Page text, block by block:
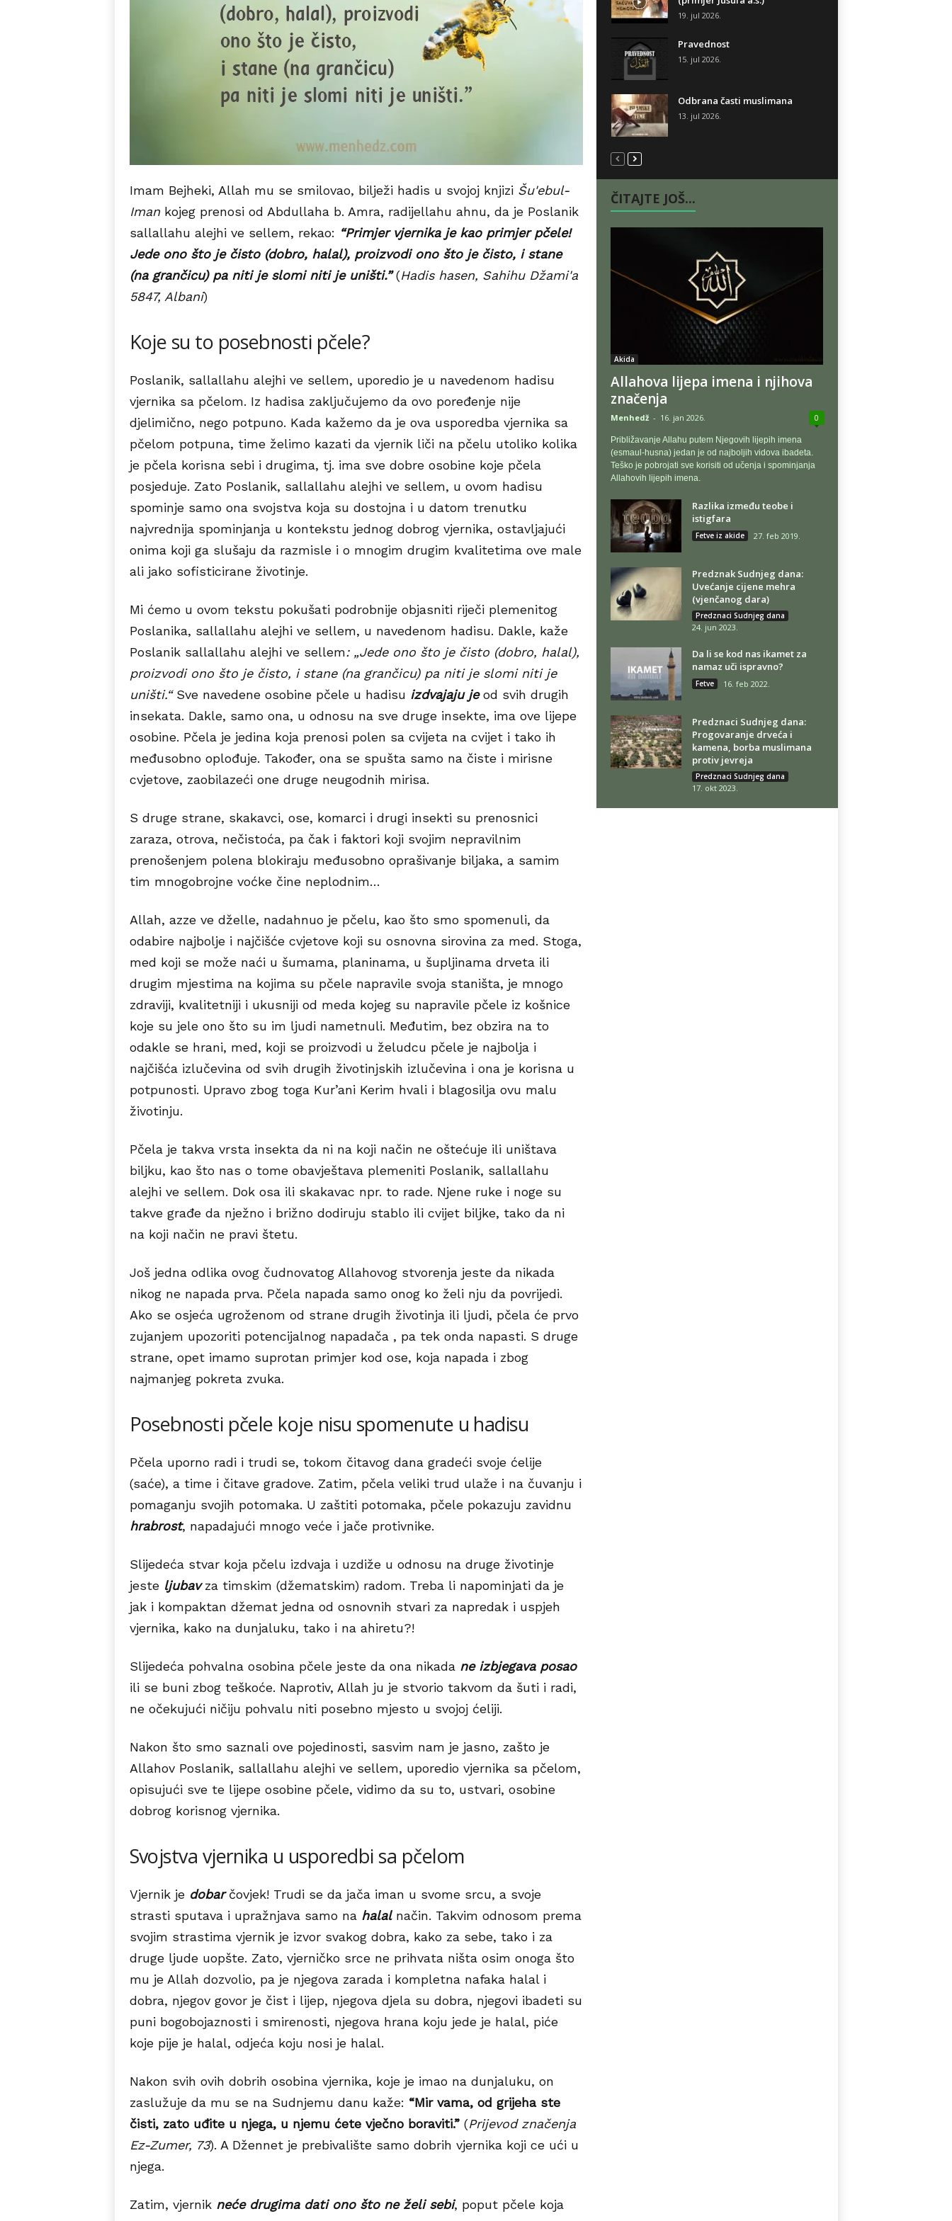
Imam Bejheki, Allah mu se smilovao, bilježi hadis u svojoj knjizi Šu'ebul-
Imankojeg prenosi od Abdullaha b. Amra, radijellahu ahnu, da je Poslanik
sallallahu alejhi ve sellem, rekao: “Primjer vjernika je kao primjer pčele!
Jede ono što je čisto (dobro, halal), proizvodi ono što je čisto, i stane
(na grančicu) pa niti je slomi niti je uništi.”(Hadis hasen, Sahihu Džami'a
5847, Albani)
Koje su to posebnosti pčele?
Poslanik, sallallahu alejhi ve sellem, uporedio je u navedenom hadisu
vjernika sa pčelom. Iz hadisa zaključujemo da ovo poređenje nije
djelimično, nego potpuno. Kada kažemo da je ova usporedba vjernika sa
pčelom potpuna, time želimo kazati da vjernik liči na pčelu utoliko kolika
je pčela korisna sebi i drugima, tj. ima sve dobre osobine koje pčela
posjeduje. Zato Poslanik, sallallahu alejhi ve sellem, u ovom hadisu
spominje samo ona svojstva koja su dostojna i u datom trenutku
najvrednija spominjanja u kontekstu jednog dobrog vjernika, ostavljajući
onima koji ga slušaju da razmisle i o mnogim drugim kvalitetima ove male
ali jako sofisticirane životinje.
Mi ćemo u ovom tekstu pokušati podrobnije objasniti riječi plemenitog
Poslanika, sallallahu alejhi ve sellem, u navedenom hadisu. Dakle, kaže
Poslanik sallallahu alejhi ve sellem: „Jede ono što je čisto (dobro, halal),
proizvodi ono što je čisto, i stane (na grančicu) pa niti je slomi niti je
uništi.“ Sve navedene osobine pčele u hadisu izdvajaju jeod svih drugih
insekata. Dakle, samo ona, u odnosu na sve druge insekte, ima ove lijepe
osobine. Pčela je jedina koja prenosi polen sa cvijeta na cvijet i tako ih
međusobno oplođuje. Također, ona se spušta samo na čiste i mirisne
cvjetove, zaobilazeći one druge neugodnih mirisa.
S druge strane, skakavci, ose, komarci i drugi insekti su prenosnici
zaraza, otrova, nečistoća, pa čak i faktori koji svojim nepravilnim
prenošenjem polena blokiraju međusobno oprašivanje biljaka, a samim
tim mnogobrojne voćke čine neplodnim…
Allah, azze ve dželle, nadahnuo je pčelu, kao što smo spomenuli, da
odabire najbolje i najčišće cvjetove koji su osnovna sirovina za med. Stoga,
med koji se može naći u šumama, planinama, u šupljinama drveta ili
drugim mjestima na kojima su pčele napravile svoja staništa, je mnogo
zdraviji, kvalitetniji i ukusniji od meda kojeg su napravile pčele iz košnice
koje su jele ono što su im ljudi nametnuli. Međutim, bez obzira na to
odakle se hrani, med, koji se proizvodi u želudcu pčele je najbolja i
najčišća izlučevina od svih drugih životinjskih izlučevina i ona je korisna u
potpunosti. Upravo zbog toga Kur’ani Kerim hvali i blagosilja ovu malu
životinju.
Pčela je takva vrsta insekta da ni na koji način ne oštećuje ili uništava
biljku, kao što nas o tome obavještava plemeniti Poslanik, sallallahu
alejhi ve sellem. Dok osa ili skakavac npr. to rade. Njene ruke i noge su
takve građe da nježno i brižno dodiruju stablo ili cvijet biljke, tako da ni
na koji način ne pravi štetu.
Još jedna odlika ovog čudnovatog Allahovog stvorenja jeste da nikada
nikog ne napada prva. Pčela napada samo onog ko želi nju da povrijedi.
Ako se osjeća ugroženom od strane drugih životinja ili ljudi, pčela će prvo
zujanjem upozoriti potencijalnog napadača , pa tek onda napasti. S druge
strane, opet imamo suprotan primjer kod ose, koja napada i zbog
najmanjeg pokreta zvuka.
Posebnosti pčele koje nisu spomenute u hadisu
Pčela uporno radi i trudi se, tokom čitavog dana gradeći svoje ćelije
(saće), a time i čitave gradove. Zatim, pčela veliki trud ulaže i na čuvanju i
pomaganju svojih potomaka. U zaštiti potomaka, pčele pokazuju zavidnu
hrabrost, napadajući mnogo veće i jače protivnike.
Slijedeća stvar koja pčelu izdvaja i uzdiže u odnosu na druge životinje
jeste ljubav za timskim (džematskim) radom. Treba li napominjati da je
jak i kompaktan džemat jedna od osnovnih stvari za napredak i uspjeh
vjernika, kako na dunjaluku, tako i na ahiretu?!
Slijedeća pohvalna osobina pčele jeste da ona nikada ne izbjegava posao
ili se buni zbog teškoće. Naprotiv, Allah ju je stvorio takvom da šuti i radi,
ne očekujući ničiju pohvalu niti posebno mjesto u svojoj ćeliji.
Nakon što smo saznali ove pojedinosti, sasvim nam je jasno, zašto je
Allahov Poslanik, sallallahu alejhi ve sellem, uporedio vjernika sa pčelom,
opisujući sve te lijepe osobine pčele, vidimo da su to, ustvari, osobine
dobrog korisnog vjernika.
Svojstva vjernika u usporedbi sa pčelom
Vjernik je dobar čovjek! Trudi se da jača iman u svome srcu, a svoje
strasti sputava i upražnjava samo na halal način. Takvim odnosom prema
svojim strastima vjernik je izvor svakog dobra, kako za sebe, tako i za
druge ljude uopšte. Zato, vjerničko srce ne prihvata ništa osim onoga što
mu je Allah dozvolio, pa je njegova zarada i kompletna nafaka halal i
dobra, njegov govor je čist i lijep, njegova djela su dobra, njegovi ibadeti su
puni bogobojaznosti i smirenosti, njegova hrana koju jede je halal, piće
koje pije je halal, odjeća koju nosi je halal.
Nakon svih ovih dobrih osobina vjernika, koje je imao na dunjaluku, on
zaslužuje da mu se na Sudnjemu danu kaže: “Mir vama, od grijeha ste
čisti, zato uđite u njega, u njemu ćete vječno boraviti.” (Prijevod značenja
Ez-Zumer, 73). A Džennet je prebivalište samo dobrih vjernika koji ce ući u
njega.
Zatim, vjernik neće drugima dati ono što ne želi sebi, poput pčele koja
19. jul 2026.
Pravednost
15. jul 2026.
Odbrana časti muslimana
13. jul 2026.
ČITAJTE JOŠ...
Akida
Allahova lijepa imena i njihova
značenja
Menhedž - 16. jan 2026. 0
Približavanje Allahu putem Njegovih lijepih imena
(esmaul-husna) jedan je od najboljih vidova ibadeta.
Teško je pobrojati sve korisiti od učenja i spominjanja
Allahovih lijepih imena.
Razlika između teobe i
istigfara
Fetve iz akide 27. feb 2019.
Predznak Sudnjeg dana:
Uvećanje cijene mehra
(vjenčanog dara)
Predznaci Sudnjeg dana
24. jun 2023.
Da li se kod nas ikamet za
namaz uči ispravno?
Fetve 16. feb 2022.
Predznaci Sudnjeg dana:
Progovaranje drveća i
kamena, borba muslimana
protiv jevreja
Predznaci Sudnjeg dana
17. okt 2023.